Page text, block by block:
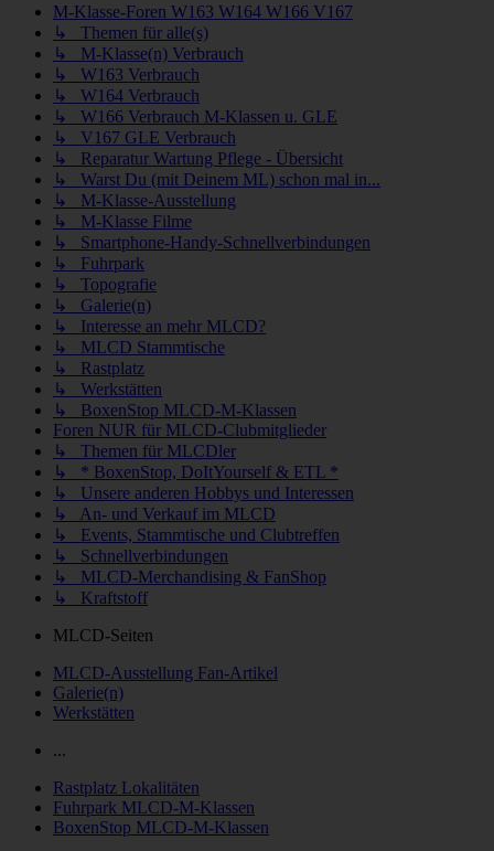
M-Klasse-Foren W163 W164 W166 V167
↳ Themen für alle(s)
↳ M-Klasse(n) Verbrauch
↳ W163 Verbrauch
↳ W164 Verbrauch
↳ W166 Verbrauch M-Klassen u. GLE
↳ V167 GLE Verbrauch
↳ Reparatur Wartung Pflege - Übersicht
↳ Warst Du (mit Deinem ML) schon mal in...
↳ M-Klasse-Ausstellung
↳ M-Klasse Filme
↳ Smartphone-Handy-Schnellverbindungen
↳ Fuhrpark
↳ Topografie
↳ Galerie(n)
↳ Interesse an mehr MLCD?
↳ MLCD Stammtische
↳ Rastplatz
↳ Werkstätten
↳ BoxenStop MLCD-M-Klassen
Foren NUR für MLCD-Clubmitglieder
↳ Themen für MLCDler
↳ * BoxenStop, DoItYourself & ETL *
↳ Unsere anderen Hobbys und Interessen
↳ An- und Verkauf im MLCD
↳ Events, Stammtische und Clubtreffen
↳ Schnellverbindungen
↳ MLCD-Merchandising & FanShop
↳ Kraftstoff
MLCD-Seiten
MLCD-Ausstellung Fan-Artikel
Galerie(n)
Werkstätten
...
Rastplatz Lokalitäten
Fuhrpark MLCD-M-Klassen
BoxenStop MLCD-M-Klassen